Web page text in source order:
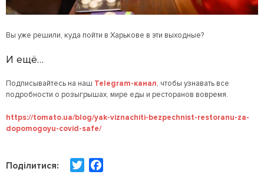
Вы уже решили, куда пойти в Харькове в эти выходные?
И ещё…
Подписывайтесь на наш Telegram-канал, чтобы узнавать все
подробности о розыгрышах, мире еды и ресторанов вовремя.
https://tomato.ua/blog/yak-viznachiti-bezpechnist-restoranu-za-
dopomogoyu-covid-safe/
Поділитися: